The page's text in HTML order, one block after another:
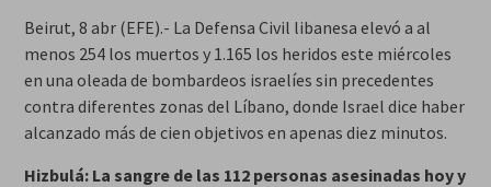
Beirut, 8 abr (EFE).- La Defensa Civil libanesa elevó a al
menos 254 los muertos y 1.165 los heridos este miércoles
en una oleada de bombardeos israelíes sin precedentes
contra diferentes zonas del Líbano, donde Israel dice haber
alcanzado más de cien objetivos en apenas diez minutos.
Hizbulá: La sangre de las 112 personas asesinadas hoy y